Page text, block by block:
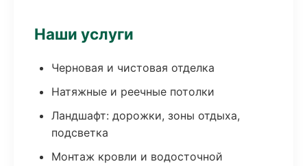
Наши услуги
Черновая и чистовая отделка
Натяжные и реечные потолки
Ландшафт: дорожки, зоны отдыха,
подсветка
Монтаж кровли и водосточной